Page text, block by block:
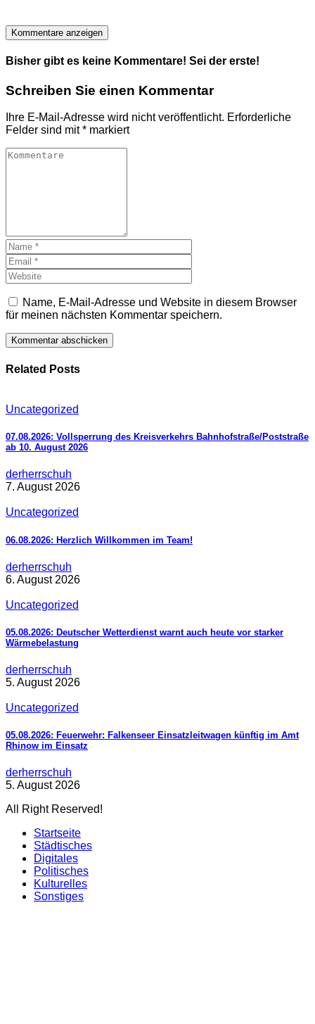
Kommentare anzeigen
Bisher gibt es keine Kommentare! Sei der erste!
Schreiben Sie einen Kommentar
Ihre E-Mail-Adresse wird nicht veröffentlicht. Erforderliche
Felder sind mit* markiert
Name, E-Mail-Adresse und Website in diesem Browser
für meinen nächsten Kommentar speichern.
Related Posts
Uncategorized
07.08.2026: Vollsperrung des Kreisverkehrs Bahnhofstraße/Poststraße
ab 10. August 2026
derherrschuh
7. August 2026
Uncategorized
06.08.2026: Herzlich Willkommen im Team!
derherrschuh
6. August 2026
Uncategorized
05.08.2026: Deutscher Wetterdienst warnt auch heute vor starker
Wärmebelastung
derherrschuh
5. August 2026
Uncategorized
05.08.2026: Feuerwehr: Falkenseer Einsatzleitwagen künftig im Amt
Rhinow im Einsatz
derherrschuh
5. August 2026
All Right Reserved!
Startseite
Städtisches
Digitales
Politisches
Kulturelles
Sonstiges